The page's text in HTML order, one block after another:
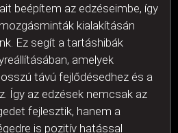
beépítem az edzéseimbe, így
kialakításán
Ez segít a tartáshibák
amelyek
távú fejlődésedhez és a
Így az edzések nemcsak az
fejlesztik, hanem a
is pozitív hatással